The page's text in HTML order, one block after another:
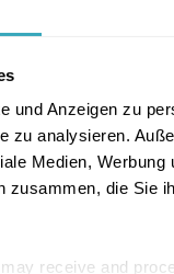
und Anzeigen zu
zu analysieren.
Medien,
zusammen, die Sie
receive and